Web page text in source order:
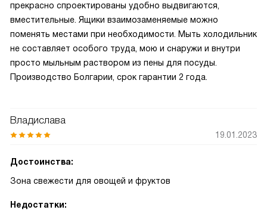
прекрасно спроектированы удобно выдвигаются,
вместительные. Ящики взаимозаменяемые можно
поменять местами при необходимости. Мыть холодильник
не составляет особого труда, мою и снаружи и внутри
просто мыльным раствором из пены для посуды.
Производство Болгарии, срок гарантии 2 года.
Владислава
19.01.2023
Достоинства:
Зона свежести для овощей и фруктов
Недостатки: